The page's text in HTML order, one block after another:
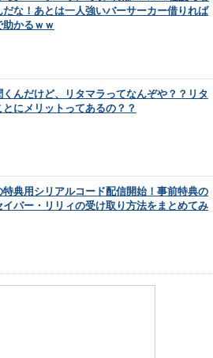
だな！あとは一人強いバーサーカー借りれば
助かるｗｗ
くんだけど、リタマラってなんぞや？？リタ
とにメリットってあるの？？
特典用シリアルコード配信開始！事前特典の
イバー・リリィの受け取り方法をまとめてみ